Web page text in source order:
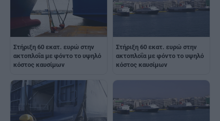
Στήριξη 60 εκατ. ευρώ στην
ακτοπλοΐα με φόντο το υψηλό
κόστος καυσίμων
Στήριξη 60 εκατ. ευρώ στην
ακτοπλοΐα με φόντο το υψηλό
κόστος καυσίμων